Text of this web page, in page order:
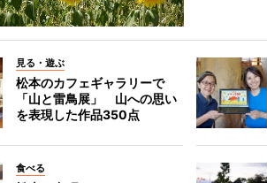
見る・遊ぶ
松本のカフェギャラリーで
「山と雷鳥展」 山への思い
を表現した作品350点
食べる